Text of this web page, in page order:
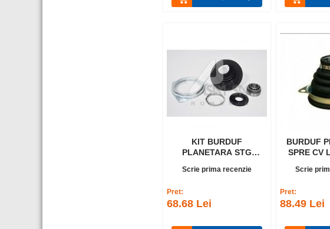
KIT BURDUF
PLANETARA STG
Scrie prima recenzie
Pret:
68.68 Lei
BURDUF
SPRE CV LOG./SAND
Scrie
Pret:
88.49 Lei